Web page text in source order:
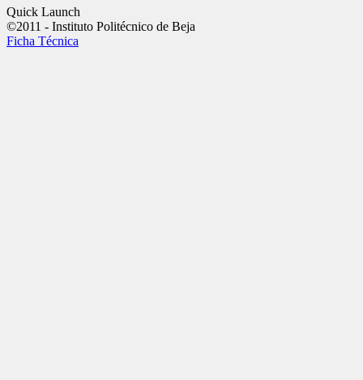
Quick Launch
©2011 - Instituto Politécnico de Beja
Ficha Técnica